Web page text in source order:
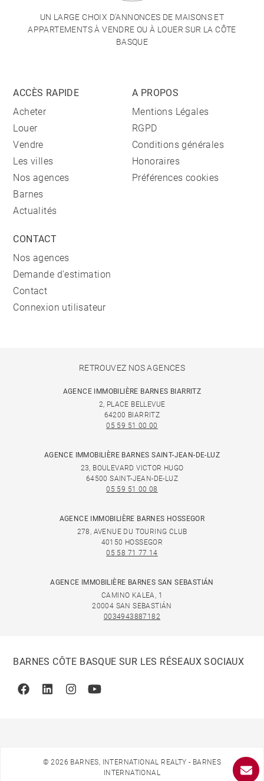
UN LARGE CHOIX D'ANNONCES DE MAISONS ET
APPARTEMENTS À VENDRE OU À LOUER SUR LA CÔTE
BASQUE
ACCÈS RAPIDE
Acheter
Louer
Vendre
Les villes
Nos agences
Barnes
Actualités
A PROPOS
Mentions Légales
RGPD
Conditions générales
Honoraires
Préférences cookies
CONTACT
Nos agences
Demande d'estimation
Contact
Connexion utilisateur
RETROUVEZ NOS AGENCES
AGENCE IMMOBILIÈRE BARNES BIARRITZ
2, PLACE BELLEVUE
64200 BIARRITZ
05 59 51 00 00
AGENCE IMMOBILIÈRE BARNES SAINT-JEAN-DE-LUZ
23, BOULEVARD VICTOR HUGO
64500 SAINT-JEAN-DE-LUZ
05 59 51 00 08
AGENCE IMMOBILIÈRE BARNES HOSSEGOR
278, AVENUE DU TOURING CLUB
40150 HOSSEGOR
05 58 71 77 14
AGENCE IMMOBILIÈRE BARNES SAN SEBASTIÁN
CAMINO KALEA, 1
20004 SAN SEBASTIÁN
0034943887182
BARNES CÔTE BASQUE SUR LES RÉSEAUX SOCIAUX
FacebookLinkedinInstagramYoutube
© 2026 BARNES, INTERNATIONAL REALTY - BARNES
INTERNATIONAL